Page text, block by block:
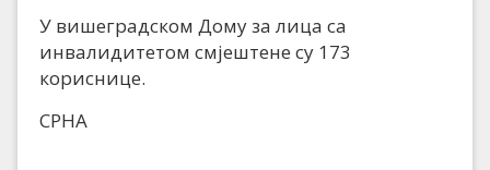
У вишеградском Дому за лица са
инвалидитетом смјештене су 173
кориснице.
СРНА